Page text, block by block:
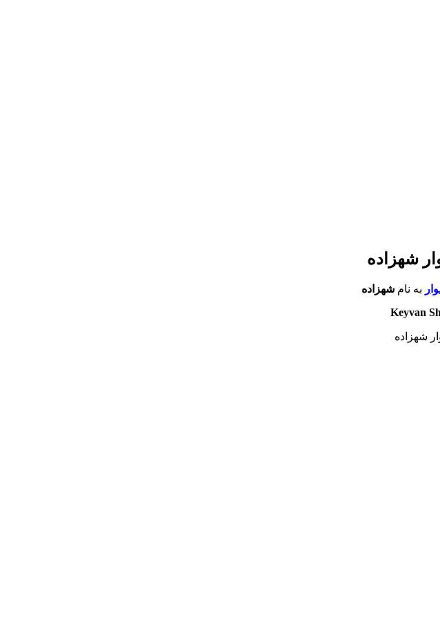
شهزاده
به نامشهزاده
Keyvan